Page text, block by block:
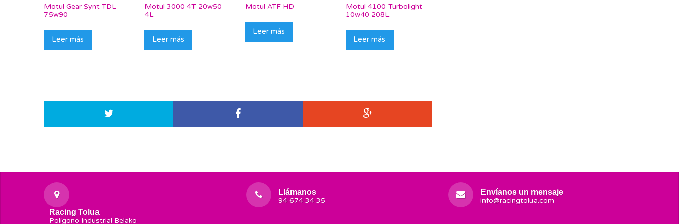
Motul Gear Synt TDL
75w90
Leer más
Motul 3000 4T 20w50
4L
Leer más
Motul ATF HD
Leer más
Motul 4100 Turbolight
10w40 208L
Leer más
Racing Tolua
Polígono Industrial Belako
Llámanos
94 674 34 35
Envíanos un mensaje
info@racingtolua.com